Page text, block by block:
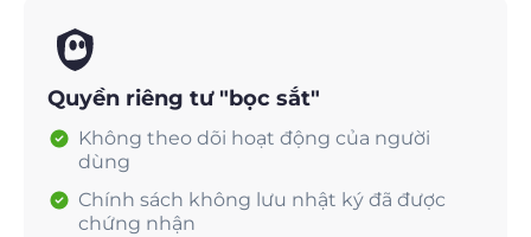
Quyền riêng tư "bọc sắt"
Không theo dõi hoạt động của người
dùng
Chính sách không lưu nhật ký đã được
chứng nhận